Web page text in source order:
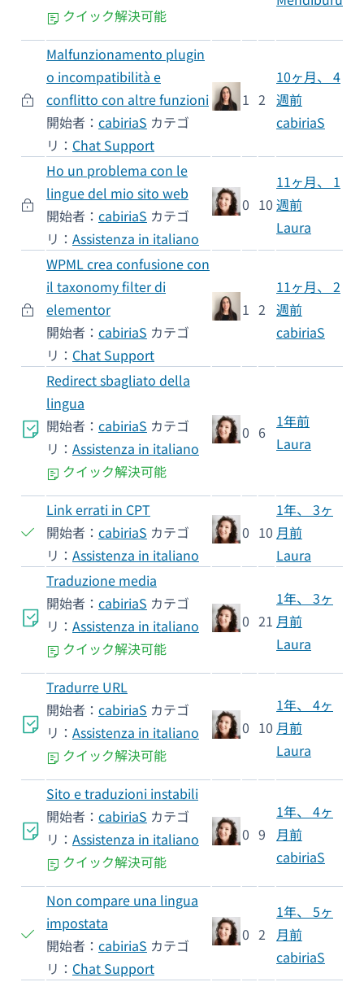
クイック解決可能
Malfunzionamento plugin
o incompatibilità e
conflitto con altre funzioni
開始者： cabiriaS カテゴ
リ： Chat Support
1 2
10ヶ月、 4
週前
cabiriaS
Ho un problema con le
lingue del mio sito web
開始者： cabiriaS カテゴ
リ： Assistenza in italiano
0 10
11ヶ月、 1
週前
Laura
WPML crea confusione con
il taxonomy filter di
elementor
開始者： cabiriaS カテゴ
リ： Chat Support
1 2
11ヶ月、 2
週前
cabiriaS
Redirect sbagliato della
lingua
開始者： cabiriaS カテゴ
リ： Assistenza in italiano
クイック解決可能
0 6
1年前
Laura
Link errati in CPT
開始者： cabiriaS カテゴ
リ： Assistenza in italiano
0 10
1年、 3ヶ
月前
Laura
Traduzione media
開始者： cabiriaS カテゴ
リ： Assistenza in italiano
クイック解決可能
0 21
1年、 3ヶ
月前
Laura
Tradurre URL
開始者： cabiriaS カテゴ
リ： Assistenza in italiano
クイック解決可能
0 10
1年、 4ヶ
月前
Laura
Sito e traduzioni instabili
開始者： cabiriaS カテゴ
リ： Assistenza in italiano
クイック解決可能
0 9
1年、 4ヶ
月前
cabiriaS
Non compare una lingua
impostata
開始者： cabiriaS カテゴ
リ： Chat Support
0 2
1年、 5ヶ
月前
cabiriaS